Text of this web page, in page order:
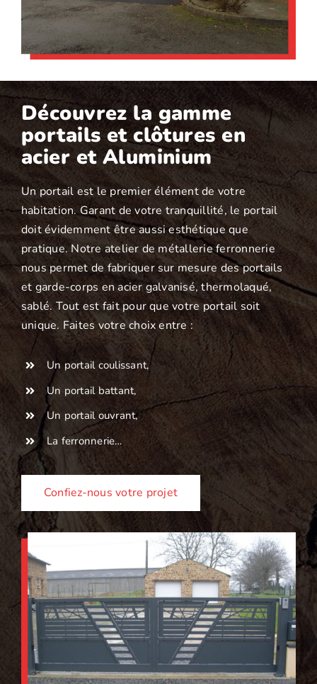
Découvrez la gamme
portails et clôtures en
acier et Aluminium
Un portail est le premier élément de votre
habitation. Garant de votre tranquillité, le portail
doit évidemment être aussi esthétique que
pratique. Notre atelier de métallerie ferronnerie
nous permet de fabriquer sur mesure des portails
et garde-corps en acier galvanisé, thermolaqué,
sablé. Tout est fait pour que votre portail soit
unique. Faites votre choix entre :
Un portail coulissant,
Un portail battant,
Un portail ouvrant,
La ferronnerie…
Confiez-nous votre projet